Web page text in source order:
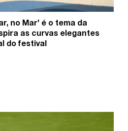
no Mar’ é o tema da
as curvas elegantes
do festival